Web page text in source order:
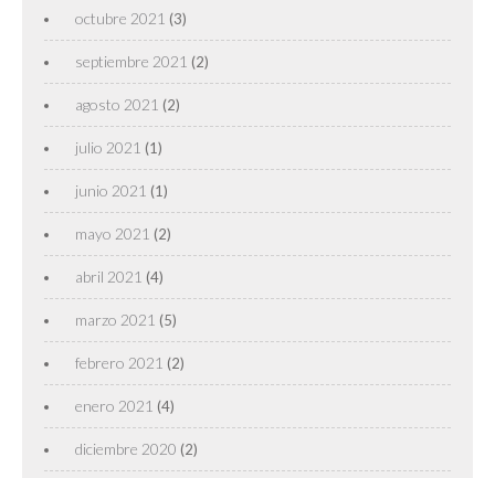
octubre 2021 (3)
septiembre 2021 (2)
agosto 2021 (2)
julio 2021 (1)
junio 2021 (1)
mayo 2021 (2)
abril 2021 (4)
marzo 2021 (5)
febrero 2021 (2)
enero 2021 (4)
diciembre 2020 (2)